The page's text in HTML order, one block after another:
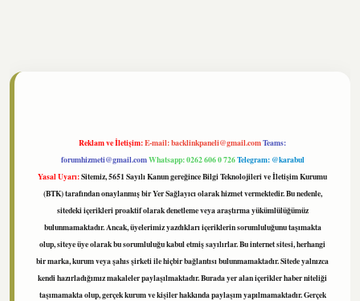
Reklam ve İletişim:E-mail:backlinkpaneli@gmail.comTeams:
forumhizmeti@gmail.comWhatsapp: 0262 606 0 726Telegram: @karabul
Yasal Uyarı:Sitemiz, 5651 Sayılı Kanun gereğince Bilgi Teknolojileri ve İletişim Kurumu
(BTK) tarafından onaylanmış bir Yer Sağlayıcı olarak hizmet vermektedir. Bu nedenle,
sitedeki içerikleri proaktif olarak denetleme veya araştırma yükümlülüğümüz
bulunmamaktadır. Ancak, üyelerimiz yazdıkları içeriklerin sorumluluğunu taşımakta
olup, siteye üye olarak bu sorumluluğu kabul etmiş sayılırlar. Bu internet sitesi, herhangi
bir marka, kurum veya şahıs şirketi ile hiçbir bağlantısı bulunmamaktadır. Sitede yalnızca
kendi hazırladığımız makaleler paylaşılmaktadır. Burada yer alan içerikler haber niteliği
taşımamakta olup, gerçek kurum ve kişiler hakkında paylaşım yapılmamaktadır. Gerçek